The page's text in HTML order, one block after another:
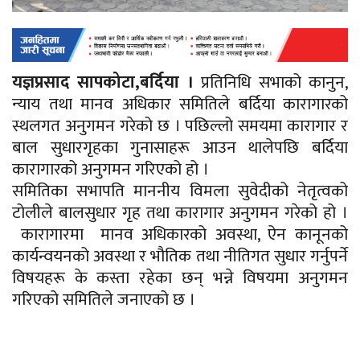
यज्ञप्रसाद सापकोटा,बर्दिया । प्रतिनिधि सभाको कानुन,
न्याय तथा मानव अधिकार समितिले बर्दिया कारागारको
स्थलगत अनुगमन गरेको छ । पछिल्लो समयमा कारागार र
बाल सुधारगृहका गुनासाहरू आउन थालेपछि बर्दिया
कारागारको अनुगमन गरिएको हो ।
समितिका सभापति माननीय विमला सुवेदीको नेतृत्वको
टोलीले बालसुधार गृह तथा कारागार अनुगमन गरेको हो ।
कारागारमा मानव अधिकारको अवस्था, ऐन कानूनको
कार्यन्वयनको अवस्था र भौतिक तथा नीतिगत सुधार गर्नुपर्ने
विषयहरू के कस्ता रहेका छन् भन्ने विषयमा अनुगमन
गरिएको समितिले जनाएको छ ।